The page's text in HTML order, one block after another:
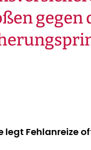
gegen
legt Fehlanreize